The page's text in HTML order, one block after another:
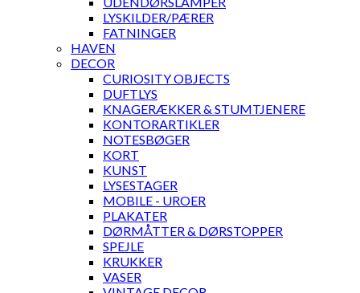
LYSKILDER/PÆRER
FATNINGER
HAVEN
DECOR
CURIOSITY OBJECTS
DUFTLYS
KNAGERÆKKER & STUMTJENERE
KONTORARTIKLER
NOTESBØGER
KORT
KUNST
LYSESTAGER
MOBILE - UROER
PLAKATER
DØRMÅTTER & DØRSTOPPER
SPEJLE
KRUKKER
VASER